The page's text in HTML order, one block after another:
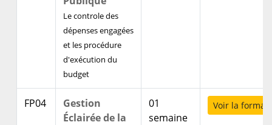
Le controle des
dépenses engagées
et les procédure
d'exécution du
budget
FP04
Gestion
Éclairée de la
01
semaine
Voir la